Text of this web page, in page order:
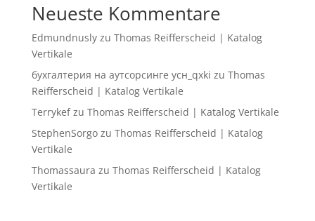
Neueste Kommentare
Edmundnuslyzu Thomas Reifferscheid | Katalog
Vertikale
бухгалтерия на аутсорсинге усн_qxki zu Thomas
Reifferscheid | Katalog Vertikale
Terrykefzu Thomas Reifferscheid | Katalog Vertikale
StephenSorgozu Thomas Reifferscheid | Katalog
Vertikale
Thomassaura zu Thomas Reifferscheid | Katalog
Vertikale